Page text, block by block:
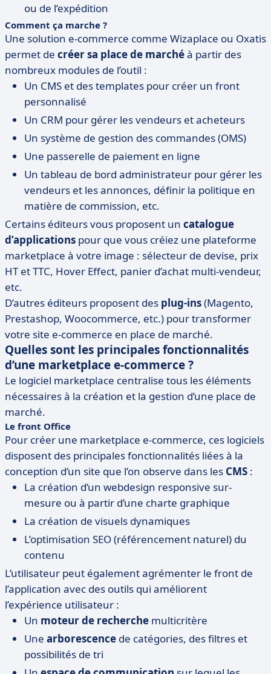
ou de l’expédition
Comment ça marche ?
Une solution e-commerce comme Wizaplace ou Oxatis
permet de créer sa place de marchéà partir des
nombreux modules de l’outil :
Un CMS et des templates pour créer un front
personnalisé
Un CRM pour gérer les vendeurs et acheteurs
Un système de gestion des commandes (OMS)
Une passerelle de paiement en ligne
Un tableau de bord administrateur pour gérer les
vendeurs et les annonces, définir la politique en
matière de commission, etc.
Certains éditeurs vous proposent un catalogue
d’applications pour que vous créiez une plateforme
marketplace à votre image : sélecteur de devise, prix
HT et TTC, Hover Effect, panier d’achat multi-vendeur,
etc.
D’autres éditeurs proposent des plug-ins(Magento,
Prestashop, Woocommerce, etc.) pour transformer
votre site e-commerce en place de marché.
Quelles sont les principales fonctionnalités
d’une marketplace e-commerce ?
Le logiciel marketplace centralise tous les éléments
nécessaires à la création et la gestion d’une place de
marché.
Le front Office
Pour créer une marketplace e-commerce, ces logiciels
disposent des principales fonctionnalités liées à la
conception d’un site que l’on observe dans les CMS :
La création d’un webdesign responsive sur-
mesure ou à partir d’une charte graphique
La création de visuels dynamiques
L’optimisation SEO (référencement naturel) du
contenu
L’utilisateur peut également agrémenter le front de
l’application avec des outils qui améliorent
l’expérience utilisateur :
Un moteur de recherche multicritère
Une arborescence de catégories, des filtres et
possibilités de tri